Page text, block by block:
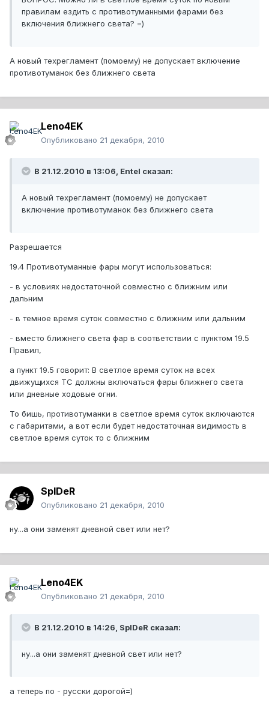
правилам ездить с противотуманными фарами без
включения ближнего света? =)
А новый техрегламент (помоему) не допускает включение
противотуманок без ближнего света
Leno4EK
Опубликовано 21 декабря, 2010
В 21.12.2010 в 13:06, Entel сказал:
А новый техрегламент (помоему) не допускает
включение противотуманок без ближнего света
Разрешается
19.4 Противотуманные фары могут использоваться:
- в условиях недостаточной совместно с ближним или
дальним
- в темное время суток совместно с ближним или дальним
- вместо ближнего света фар в соответствии с пунктом 19.5
Правил,
а пункт 19.5 говорит: В светлое время суток на всех
движущихся ТС должны включаться фары ближнего света
или дневные ходовые огни.
То бишь, противотуманки в светлое время суток включаются
с габаритами, а вот если будет недостаточная видимость в
светлое время суток то с ближним
SpIDeR
Опубликовано 21 декабря, 2010
ну...а они заменят дневной свет или нет?
Leno4EK
Опубликовано 21 декабря, 2010
В 21.12.2010 в 14:26, SpIDeR сказал:
ну...а они заменят дневной свет или нет?
а теперь по - русски дорогой=)